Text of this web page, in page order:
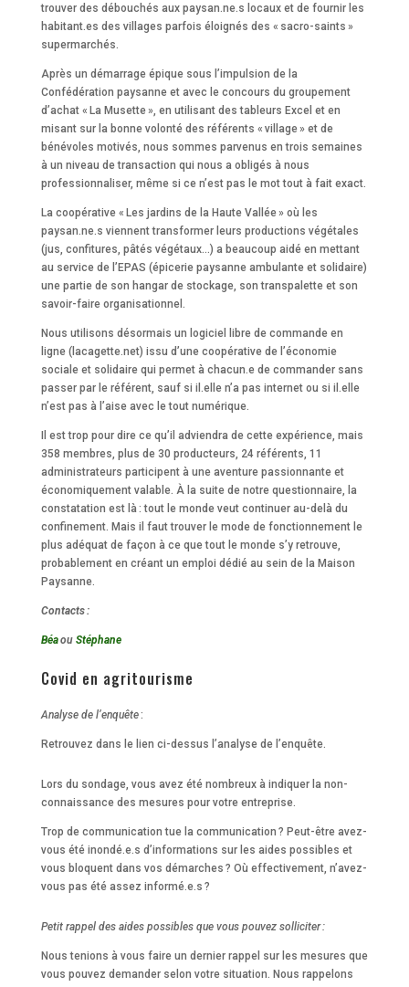
trouver des débouchés aux paysan.ne.s locaux et de fournir les
habitant.es des villages parfois éloignés des « sacro-saints »
supermarchés.
Après un démarrage épique sous l’impulsion de la
Confédération paysanne et avec le concours du groupement
d’achat « La Musette », en utilisant des tableurs Excel et en
misant sur la bonne volonté des référents « village » et de
bénévoles motivés, nous sommes parvenus en trois semaines
à un niveau de transaction qui nous a obligés à nous
professionnaliser, même si ce n’est pas le mot tout à fait exact.
La coopérative « Les jardins de la Haute Vallée » où les
paysan.ne.s viennent transformer leurs productions végétales
(jus, confitures, pâtés végétaux…) a beaucoup aidé en mettant
au service de l’EPAS (épicerie paysanne ambulante et solidaire)
une partie de son hangar de stockage, son transpalette et son
savoir-faire organisationnel.
Nous utilisons désormais un logiciel libre de commande en
ligne (lacagette.net) issu d’une coopérative de l’économie
sociale et solidaire qui permet à chacun.e de commander sans
passer par le référent, sauf si il.elle n’a pas internet ou si il.elle
n’est pas à l’aise avec le tout numérique.
Il est trop pour dire ce qu’il adviendra de cette expérience, mais
358 membres, plus de 30 producteurs, 24 référents, 11
administrateurs participent à une aventure passionnante et
économiquement valable. À la suite de notre questionnaire, la
constatation est là : tout le monde veut continuer au-delà du
confinement. Mais il faut trouver le mode de fonctionnement le
plus adéquat de façon à ce que tout le monde s’y retrouve,
probablement en créant un emploi dédié au sein de la Maison
Paysanne.
Contacts:
Béaou Stéphane
Covid en agritourisme
Analyse de l’enquête:
Retrouvez dans le lien ci-dessus l’analyse de l’enquête.
Lors du sondage, vous avez été nombreux à indiquer la non-
connaissance des mesures pour votre entreprise.
Trop de communication tue la communication ? Peut-être avez-
vous été inondé.e.s d’informations sur les aides possibles et
vous bloquent dans vos démarches ? Où effectivement, n’avez-
vous pas été assez informé.e.s ?
Petit rappel des aides possibles que vous pouvez solliciter :
Nous tenions à vous faire un dernier rappel sur les mesures que
vous pouvez demander selon votre situation. Nous rappelons